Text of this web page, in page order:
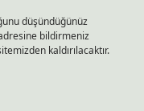
düşündüğünüz
bildirmeniz
kaldırılacaktır.